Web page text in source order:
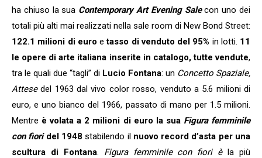
ha chiuso la sua Contemporary Art Evening Salecon uno dei
totali più alti mai realizzati nella sale room di New Bond Street:
122.1 milioni di euro etasso di venduto del 95% in lotti. 11
le opere di arte italiana inserite in catalogo, tutte vendute,
tra le quali due “tagli” di Lucio Fontana: un Concetto Spaziale,
Attesedel 1963 dal vivo color rosso, venduto a 5.6 milioni di
euro, e uno bianco del 1966, passato di mano per 1.5 milioni.
Mentre è volata a 2 milioni di euro la sua Figura femminile
con fioridel 1948 stabilendo il nuovo record d’asta per una
scultura di Fontana. Figura femminile con fiori èla più